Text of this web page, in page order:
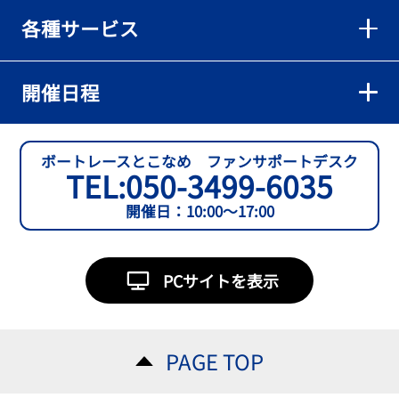
【とこなめボート】準優６枠の西川拓利は「チルトを跳ねる可能性
もあります」
2026年08月02日
各種サービス
開催日程
ボートレースとこなめ ファンサポートデスク
TEL:050-3499-6035
開催日：10:00～17:00
PCサイトを表示
PAGE TOP